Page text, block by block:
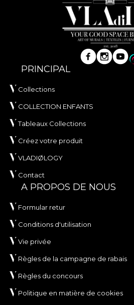
PRINCIPAL
Collections
COLLECTION ENFANTS
Tableaux Collections
Créez votre produit
VLADIØLOGY
Contact
A PROPOS DE NOUS
Formular retur
Conditions d'utilisation
Vie privée
Règles de la campagne de rabais
Règles du concours
Politique en matière de cookies